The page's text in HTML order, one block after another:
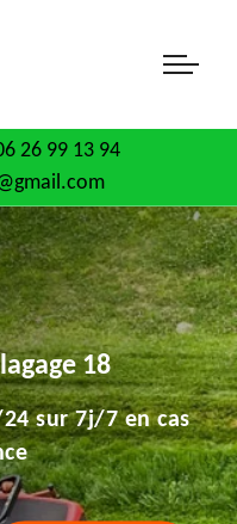
26 99 13 94
18
sur 7j/7 en cas